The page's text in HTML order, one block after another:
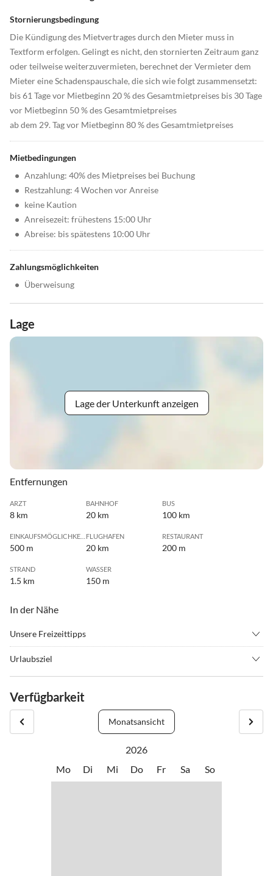
Stornierungsbedingung
Die Kündigung des Mietvertrages durch den Mieter muss in
Textform erfolgen. Gelingt es nicht, den stornierten Zeitraum ganz
oder teilweise weiterzuvermieten, berechnet der Vermieter dem
Mieter eine Schadenspauschale, die sich wie folgt zusammensetzt:
bis 61 Tage vor Mietbeginn 20 % des Gesamtmietpreises bis 30 Tage
vor Mietbeginn 50 % des Gesamtmietpreises
ab dem 29. Tag vor Mietbeginn 80 % des Gesamtmietpreises
Mietbedingungen
• Anzahlung: 40% des Mietpreises bei Buchung
• Restzahlung: 4 Wochen vor Anreise
• keine Kaution
• Anreisezeit: frühestens 15:00 Uhr
• Abreise: bis spätestens 10:00 Uhr
Zahlungsmöglichkeiten
• Überweisung
Lage
Lage der Unterkunft anzeigen
Entfernungen
ARZT
8 km
BAHNHOF
20 km
BUS
100 km
500 m
FLUGHAFEN
20 km
RESTAURANT
200 m
STRAND
1.5 km
WASSER
150 m
In der Nähe
Unsere Freizeittipps
Urlaubsziel
Peenstrom oder Meer, auf unserer Terrasse oder bei einem
erholsamen Spaziergang durch den Lieper Winkel zu genießen.
Verfügbarkeit
Monatsansicht
2026
Mo
Di Mi Do Fr Sa So